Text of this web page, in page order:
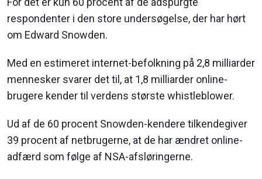
respondenter i den store undersøgelse, der har hørt
om Edward Snowden.
Med en estimeret internet-befolkning på 2,8 milliarder
mennesker svarer det til, at 1,8 milliarder online-
brugere kender til verdens største whistleblower.
Ud af de 60 procent Snowden-kendere tilkendegiver
39 procent af netbrugerne, at de har ændret online-
adfærd som følge af NSA-afsløringerne.